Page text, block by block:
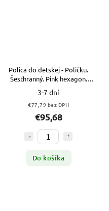
Polica do detskej - Poličku.
Šesťhranný. Pink hexagon.
Prášok. 5 ks.
3-7 dní
€77,79 bez DPH
€95,68
Do košíka